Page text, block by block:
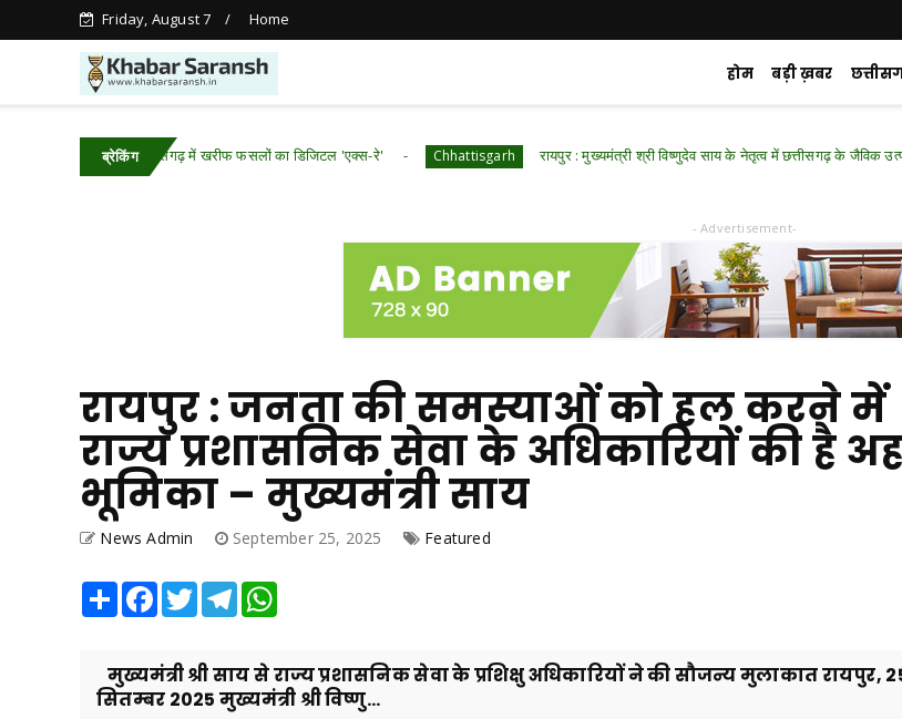
Friday, August 7 Home
होम बड़ी ख़बर
ब्रेकिंग
​रायपुर : ​छत्तीसगढ़ में खरीफ फसलों का डिजिटल 'एक्स-रे' Chhattisgarh रायपुर : मुख्यमंत्री श्री विष्णुदेव साय के नेतृत्व में छत्तीसगढ़ के जैविक उत्पादों की
- Advertisement-
रायपुर : जनता की समस्याओं को हल करने में
राज्य प्रशासनिक सेवा के अधिकारियों की है
भूमिका – मुख्यमंत्री साय
News Admin September 25, 2025 Featured
Share Facebook
TwitterTelegram
मुख्यमंत्री श्री साय से राज्य प्रशासनिक सेवा के प्रशिक्षु अधिकारियों ने की सौजन्य मुलाकात रायपुर,
सितम्बर 2025 मुख्यमंत्री श्री विष्णु...